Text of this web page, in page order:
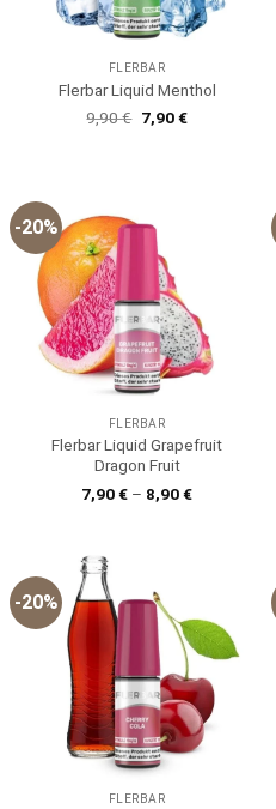
FLERBAR
Flerbar Liquid Menthol
9,90€ Ursprünglicher
Preis
7,90€Aktueller
-20%
FLERBAR
Flerbar Liquid Grapefruit
Dragon Fruit
7,90€ – 8,90€
-20%
FLERBAR